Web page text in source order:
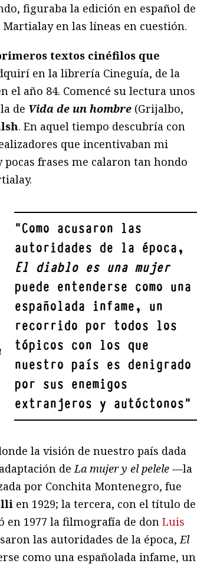
figuraba la edición en español de
Martialay en las líneas en cuestión.
textos cinéfilos que
en la librería Cineguía, de la
el año 84. Comencé su lectura unos
de Vida de un hombre (Grijalbo,
. En aquel tiempo descubría con
que incentivaban mi
frases me calaron tan hondo
"Como acusaron las
autoridades de la época,
El diablo es una mujer
puede entenderse como una
españolada infame, un
recorrido por todos los
tópicos con los que
nuestro país es denigrado
por sus enemigos
extranjeros y autóctonos"
la visión de nuestro país dada
deLa mujer y el pelele —la
por Conchita Montenegro, fue
en 1929; la tercera, con el título de
en 1977 la filmografía de don Luis
las autoridades de la época,El
como una españolada infame, un